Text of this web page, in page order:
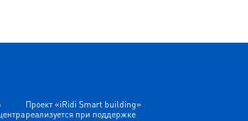
Проект «iRidi Smart building»
реализуется при поддержке